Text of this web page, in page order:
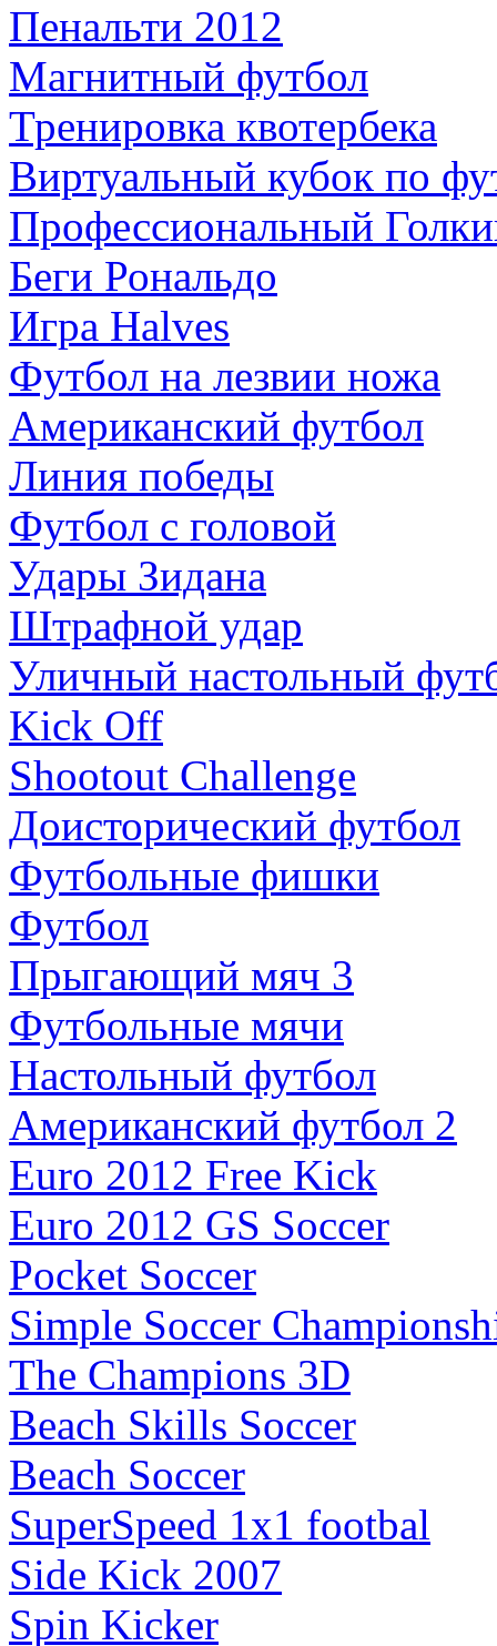
Пенальти 2012
Магнитный футбол
Тренировка квотербека
Виртуальный кубок по
Профессиональный
Беги Рональдо
Игра Halves
Футбол на лезвии ножа
Американский футбол
Линия победы
Футбол с головой
Удары Зидана
Штрафной удар
Уличный настольный
Kick Off
Shootout Challenge
Доисторический футбол
Футбольные фишки
Футбол
Прыгающий мяч 3
Футбольные мячи
Настольный футбол
Американский футбол 2
Euro 2012 Free Kick
Euro 2012 GS Soccer
Pocket Soccer
Simple Soccer
The Champions 3D
Beach Skills Soccer
Beach Soccer
SuperSpeed 1x1 footbal
Side Kick 2007
Spin Kicker